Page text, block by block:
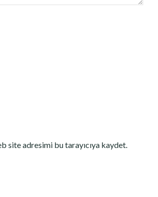
site adresimi bu tarayıcıya kaydet.